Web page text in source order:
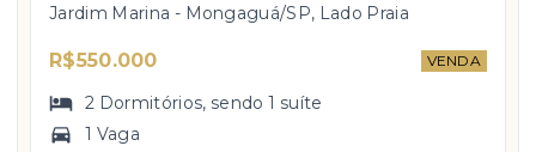
Jardim Marina - Mongaguá/SP, Lado Praia
R$550.000 VENDA
2 Dormitórios, sendo1 suíte
1 Vaga